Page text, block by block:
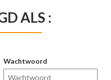
ALS :
Wachtwoord